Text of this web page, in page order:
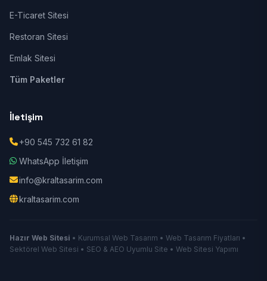
E-Ticaret Sitesi
Restoran Sitesi
Emlak Sitesi
Tüm Paketler
İletişim
+90 545 732 61 82
WhatsApp İletişim
info@kraltasarim.com
kraltasarim.com
Hazır Web Sitesi • Kurumsal Web Tasarım • Web Tasarım Fiyatları •
Sektörel Web Sitesi • SEO & AEO Uyumlu Site • Web Sitesi Yapımı